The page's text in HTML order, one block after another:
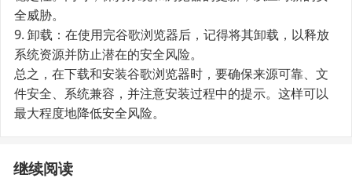
全威胁。
9. 卸载：在使用完谷歌浏览器后，记得将其卸载，以释放
系统资源并防止潜在的安全风险。
总之，在下载和安装谷歌浏览器时，要确保来源可靠、文
件安全、系统兼容，并注意安装过程中的提示。这样可以
最大程度地降低安全风险。
继续阅读